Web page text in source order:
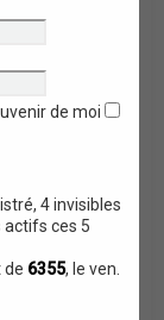
de moi
4 invisibles
actifs ces 5
de 6355, le ven.